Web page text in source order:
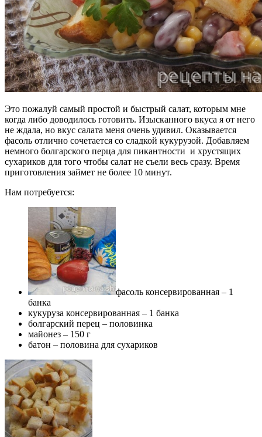
Это пожалуй самый простой и быстрый салат, которым мне
когда либо доводилось готовить. Изысканного вкуса я от него
не ждала, но вкус салата меня очень удивил. Оказывается
фасоль отлично сочетается со сладкой кукурузой. Добавляем
немного болгарского перца для пикантности и хрустящих
сухариков для того чтобы салат не съели весь сразу. Время
приготовления займет не более 10 минут.
Нам потребуется:
фасоль консервированная – 1
банка
кукуруза консервированная – 1 банка
болгарский перец – половинка
майонез – 150 г
батон – половина для сухариков